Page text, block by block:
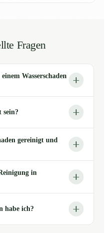
Fragen
Wasserschaden
sein?
gereinigt und
in
habe ich?